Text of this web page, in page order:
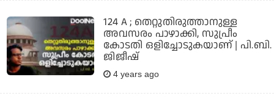
124 A ; തെറ്റുതിരുത്താനുള്ള
അവസരം പാഴാക്കി, സുപ്രീം
കോടതി ഒളിച്ചോടുകയാണ് | പി.ബി.
ജിജീഷ്
4 years ago